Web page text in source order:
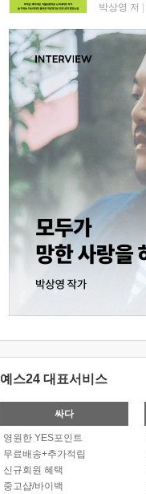
박상영 저
예스24 대표서비스
싸다
영원한 YES포인트
무료배송+추가적립
신규회원 혜택
중고샵/바이백